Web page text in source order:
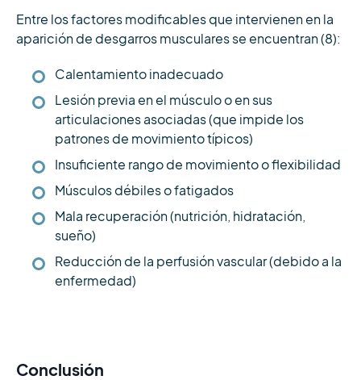
Entre los factores modificables que intervienen en la
aparición de desgarros musculares se encuentran (8):
Calentamiento inadecuado
Lesión previa en el músculo o en sus
articulaciones asociadas (que impide los
patrones de movimiento típicos)
Insuficiente rango de movimiento o flexibilidad
Músculos débiles o fatigados
Mala recuperación (nutrición, hidratación,
sueño)
Reducción de la perfusión vascular (debido a la
enfermedad)
Conclusión